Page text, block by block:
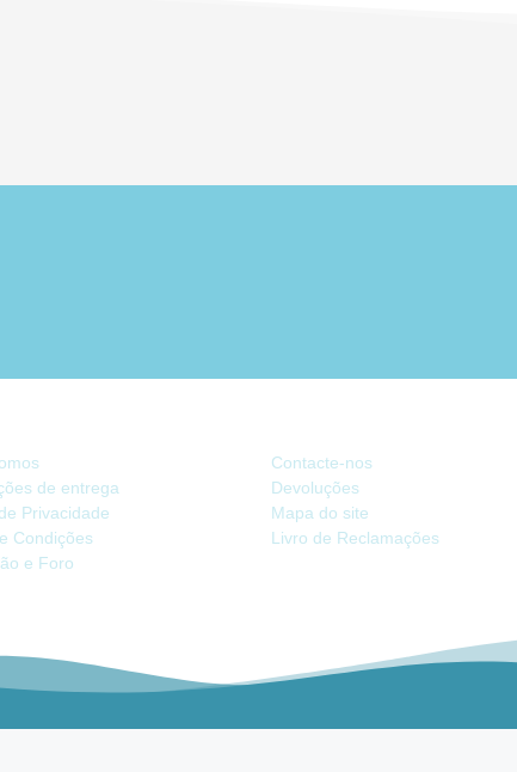
de entrega
Privacidade
Condições
e Foro
Contacte-nos
Devoluções
Mapa do site
Livro de Reclamações